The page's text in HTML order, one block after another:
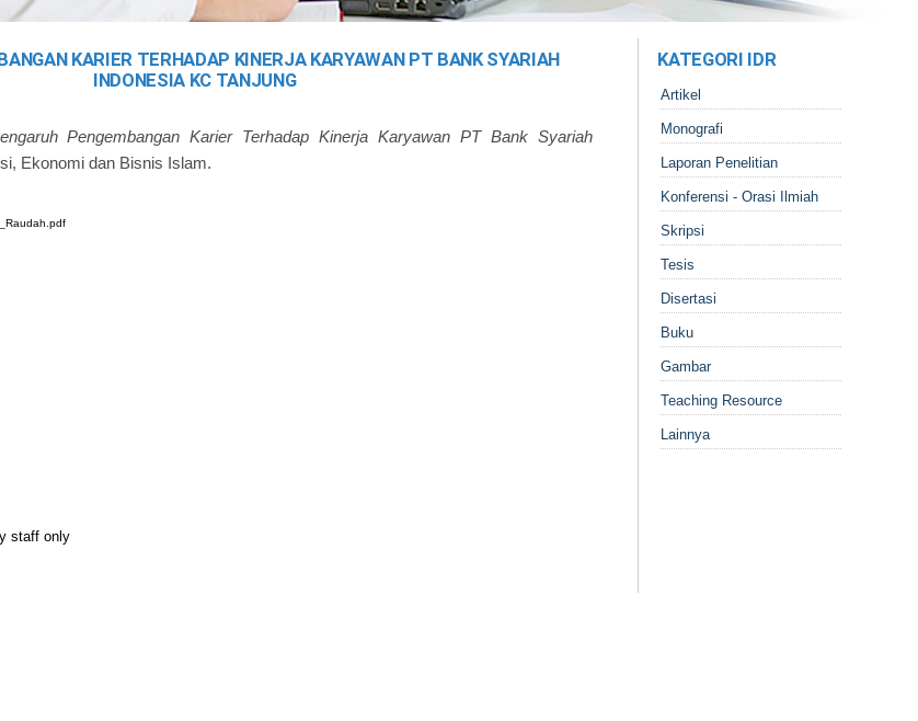
KARIER TERHADAP KINERJA KARYAWAN PT BANK SYARIAH
INDONESIA KC TANJUNG
Pengembangan Karier Terhadap Kinerja Karyawan PT Bank Syariah
Ekonomi dan Bisnis Islam.
staff only
KATEGORI IDR
Artikel
Monografi
Laporan Penelitian
Konferensi - Orasi Ilmiah
Skripsi
Tesis
Disertasi
Buku
Gambar
Teaching Resource
Lainnya